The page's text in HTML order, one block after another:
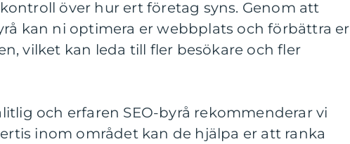
över hur ert företag syns. Genom att
kan ni optimera er webbplats och förbättra er
vilket kan leda till fler besökare och fler
och erfaren SEO-byrå rekommenderar vi
inom området kan de hjälpa er att ranka